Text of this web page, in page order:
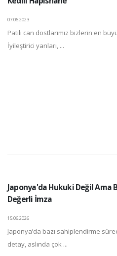
07.06.2023
Patili can dostlarımız bizlerin en
İyileştirici yanları, ...
Japonya'da Hukuki Değil Ama
Değerli İmza
15.06.2026
Japonya’da bazı sahiplendirme
detay, aslında çok ...